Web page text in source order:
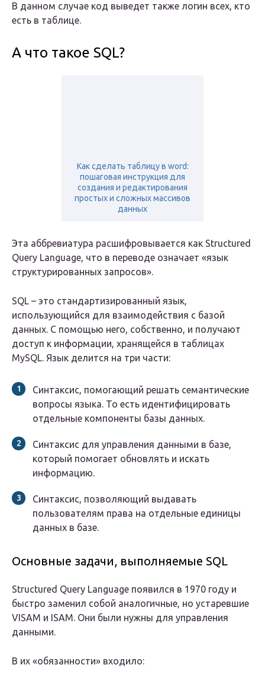
В данном случае код выведет также логин всех, кто
есть в таблице.
А что такое SQL?
Как сделать таблицу в word:
пошаговая инструкция для
создания и редактирования
простых и сложных массивов
данных
Эта аббревиатура расшифровывается как Structured
Query Language, что в переводе означает «язык
структурированных запросов».
SQL – это стандартизированный язык,
использующийся для взаимодействия с базой
данных. С помощью него, собственно, и получают
доступ к информации, хранящейся в таблицах
MySQL. Язык делится на три части:
Синтаксис, помогающий решать семантические
вопросы языка. То есть идентифицировать
отдельные компоненты базы данных.
Синтаксис для управления данными в базе,
который помогает обновлять и искать
информацию.
Синтаксис, позволяющий выдавать
пользователям права на отдельные единицы
данных в базе.
Основные задачи, выполняемые SQL
Structured Query Language появился в 1970 году и
быстро заменил собой аналогичные, но устаревшие
VISAM и ISAM. Они были нужны для управления
данными.
В их «обязанности» входило: